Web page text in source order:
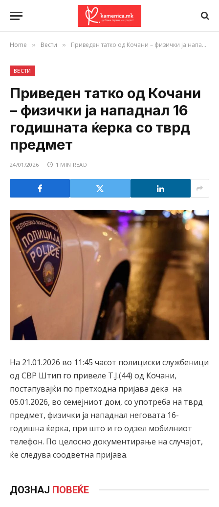
Home » Вести » Приведен татко од Кочани – физички ја нападнал 16 годишната ќерка со тврд предмет
ВЕСТИ
Приведен татко од Кочани
– физички ја нападнал 16
годишната ќерка со тврд
предмет
24/01/2026 1 MIN READ
На 21.01.2026 во 11:45 часот полициски службеници
од СВР Штип го привеле Т.Ј.(44) од Кочани,
постапувајќи по претходна пријава дека на
05.01.2026, во семејниот дом, со употреба на тврд
предмет, физички ја нападнал неговата 16-
годишна ќерка, при што и го одзел мобилниот
телефон. По целосно документирање на случајот,
ќе следува соодветна пријава.
ДОЗНАЈ ПОВЕЌЕ